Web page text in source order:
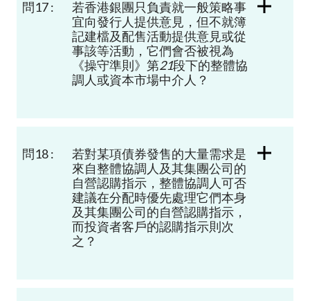
問17 :
若香港銀團只負責就一般策略事
宜向發行人提供意見，但不就簿
記建檔及配售活動提供意見或從
事該等活動，它們會否被視為
《操守準則》第21段下的整體協
調人或資本市場中介人？
問18 :
若對某項債券發售的大量需求是
來自整體協調人及其集團公司的
自營認購指示，整體協調人可否
建議在分配時優先處理它們本身
及其集團公司的自營認購指示，
而投資者客戶的認購指示則次
之？